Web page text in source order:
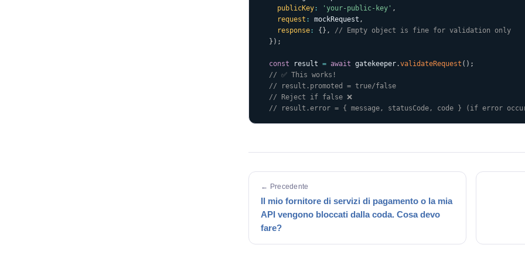
publicKey: 'your-public-key' ,
request : mockRequest ,
response: { } ,
// Empty object is fine for validation only
} ) ;
const result = await gatekeeper.validateRequest ( ) ;
// ✅ This works!
// result.promoted = true/false
// Reject if false ❌
// result.error = { message, statusCode, code } (if error
← Precedente
Il mio fornitore di servizi di pagamento o la mia
API vengono bloccati dalla coda. Cosa devo
fare?